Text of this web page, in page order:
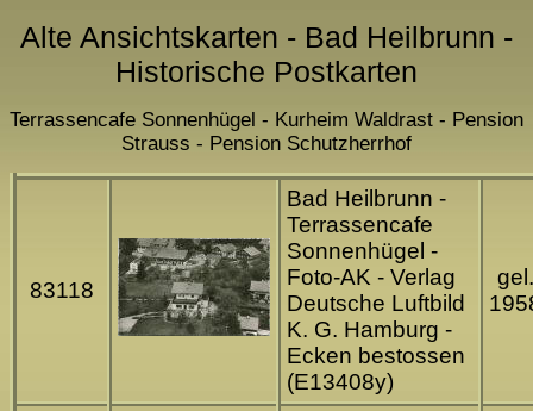
Alte Ansichtskarten - Bad Heilbrunn -
Historische Postkarten
Terrassencafe Sonnenhügel - Kurheim Waldrast - Pension
Strauss - Pension Schutzherrhof
83118
Bad Heilbrunn -
Terrassencafe
Sonnenhügel -
Foto-AK - Verlag
Deutsche Luftbild
K. G. Hamburg -
Ecken bestossen
(E13408y)
gel.